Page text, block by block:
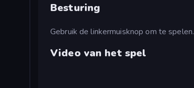
Besturing
Gebruik de linkermuisknop om te spelen.
Video van het spel